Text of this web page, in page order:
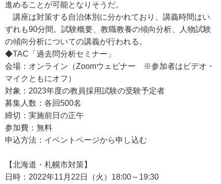
進めることが可能となりそうだ。
講座は対策する自治体別に分かれており、講義時間はい
ずれも90分間。試験概要、教職教養の傾向分析、人物試験
の傾向分析についての講義が行われる。
◆TAC「過去問分析セミナー」
会場：オンライン（Zoomウェビナー ※参加者はビデオ・
マイクともにオフ）
対象：2023年度の教員採用試験の受験予定者
募集人数：各回500名
締切：実施前日の正午
参加費：無料
申込方法：イベントページから申し込む
【北海道・札幌市対策】
日時：2022年11月22日（火）18:00～19:30